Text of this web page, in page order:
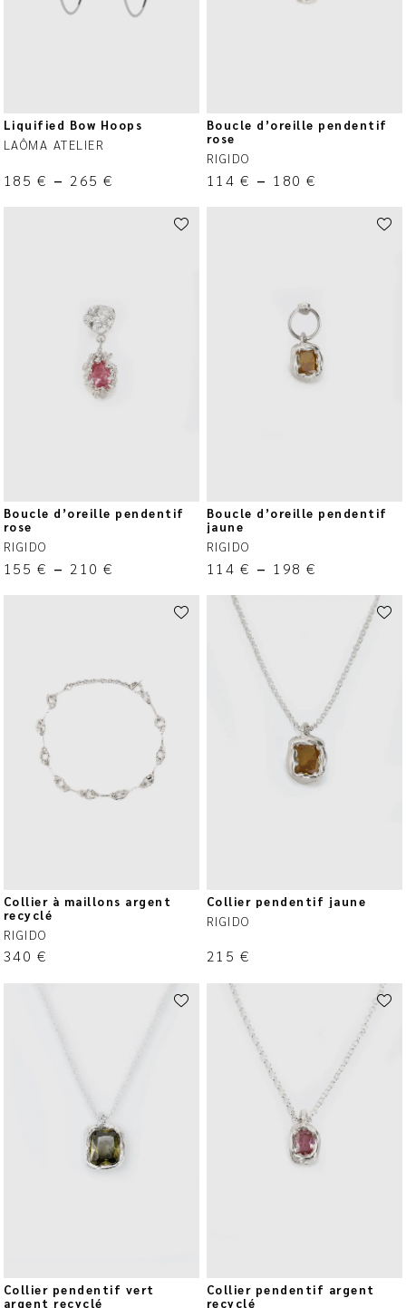
Liquified Bow Hoops
LAÔMA ATELIER
185 € – 265€
Boucle d’oreille pendentif
rose
RIGIDO
114 € – 180€
Boucle d’oreille pendentif
rose
RIGIDO
155 € – 210€
Boucle d’oreille pendentif
jaune
RIGIDO
114 € – 198€
Collier à maillons argent
recyclé
RIGIDO
340 €
Collier pendentif jaune
RIGIDO
215 €
Collier pendentif vert
argent recyclé
Collier pendentif argent
recyclé